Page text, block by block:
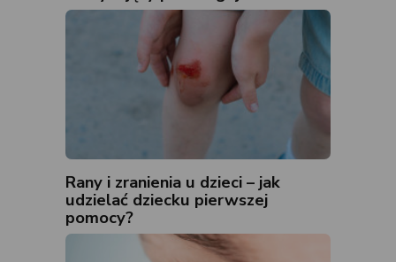
Rany i zranienia u dzieci – jak
udzielać dziecku pierwszej
pomocy?